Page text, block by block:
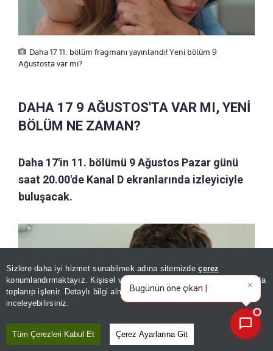
Sizlere daha iyi hizmet sunabilmek adına sitemizdeçerez
konumlandırmaktayız. Kişisel verileriniz, KVKK ve GDPR kapsamında
toplanıp işlenir. Detaylı bilgi almak içinAydınlatma Metnimizi
inceleyebilirsiniz.
Tüm Çerezleri Kabul Et Çerez Ayarlarına Git
Daha 17 11. bölüm fragmanı yayınlandı! Yeni bölüm 9
Ağustosta var mı?
DAHA 17 9 AĞUSTOS'TA VAR MI, YENİ
BÖLÜM NE ZAMAN?
Daha 17'in 11. bölümü 9 Ağustos Pazar günü
saat 20.00'de Kanal D ekranlarında izleyiciyle
buluşacak.
×
Bugünün öne çıkan manşetleri
ve gelişmeleri neler?